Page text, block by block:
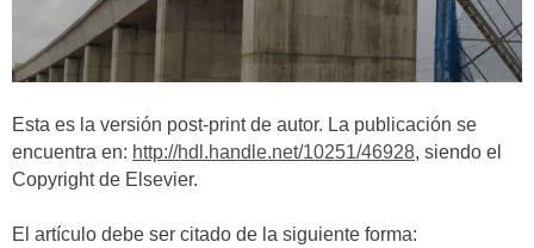
Esta es la versión post-print de autor. La publicación se
encuentra en: http://hdl.handle.net/10251/46928, siendo el
Copyright de Elsevier.
El artículo debe ser citado de la siguiente forma: